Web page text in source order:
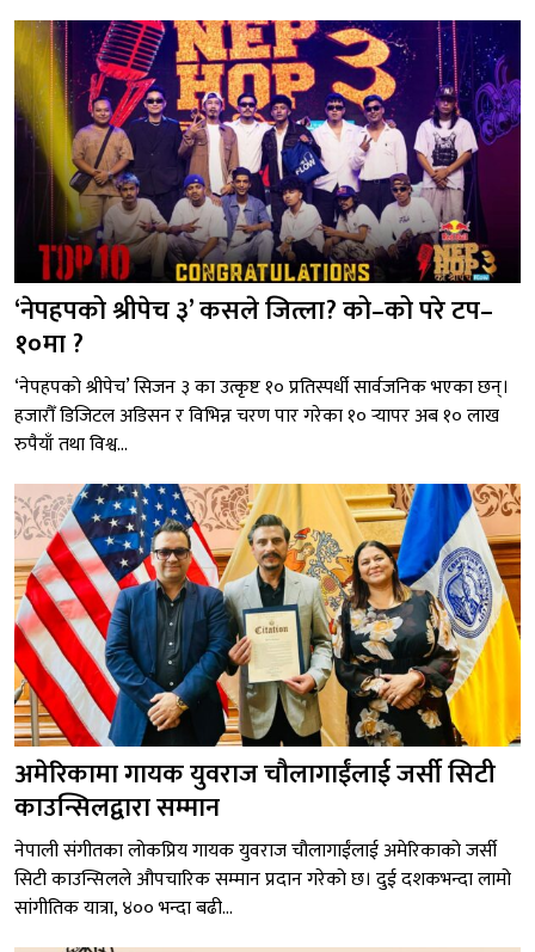
‘नेपहपको श्रीपेच ३’ कसले जित्ला? को–को परे टप–
१०मा ?
‘नेपहपको श्रीपेच’ सिजन ३ का उत्कृष्ट १० प्रतिस्पर्धी सार्वजनिक भएका छन्।
हजारौँ डिजिटल अडिसन र विभिन्न चरण पार गरेका १० र्‍यापर अब १० लाख
रुपैयाँ तथा विश्व...
अमेरिकामा गायक युवराज चौलागाईंलाई जर्सी सिटी
काउन्सिलद्वारा सम्मान
नेपाली संगीतका लोकप्रिय गायक युवराज चौलागाईंलाई अमेरिकाको जर्सी
सिटी काउन्सिलले औपचारिक सम्मान प्रदान गरेको छ। दुई दशकभन्दा लामो
सांगीतिक यात्रा, ४०० भन्दा बढी...